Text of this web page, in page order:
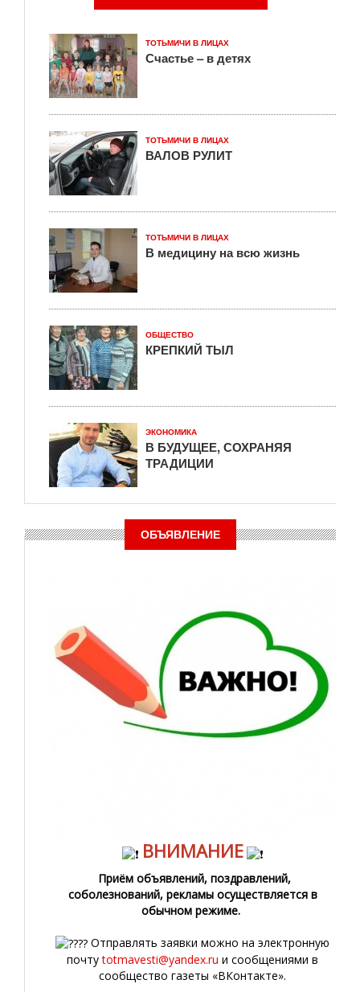
ТОТЬМИЧИ В ЛИЦАХ
Счастье – в детях
ТОТЬМИЧИ В ЛИЦАХ
ВАЛОВ РУЛИТ
ТОТЬМИЧИ В ЛИЦАХ
В медицину на всю жизнь
ОБЩЕСТВО
КРЕПКИЙ ТЫЛ
ЭКОНОМИКА
В БУДУЩЕЕ, СОХРАНЯЯ
ТРАДИЦИИ
ОБЪЯВЛЕНИЕ
ВНИМАНИЕ
Приём объявлений, поздравлений,
соболезнований, рекламы осуществляется в
обычном режиме.
Отправлять заявки можно на электронную
почтуtotmavesti@yandex.ru и сообщениями в
сообщество газеты «ВКонтакте».